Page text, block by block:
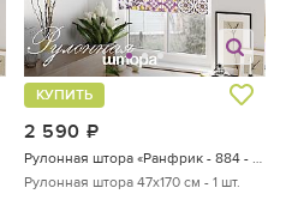
2 590
КУПИТЬ
Рулонная штора «Ранфрик - 884 - ширина 47 см»
Рулонная штора 47х170 см - 1 шт.